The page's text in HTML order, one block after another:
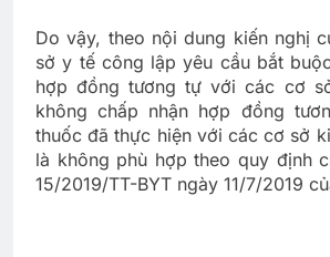
Do vậy, theo nội dung kiến nghị
sở y tế công lập yêu cầu bắt
hợp đồng tương tự với các cơ
không chấp nhận hợp đồng
thuốc đã thực hiện với các cơ sở
là không phù hợp theo quy định
15/2019/TT-BYT ngày 11/7/2019